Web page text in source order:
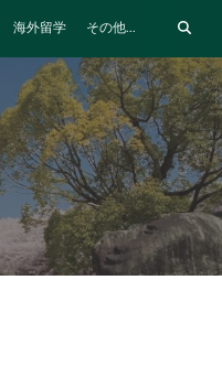
海外留学 その他...